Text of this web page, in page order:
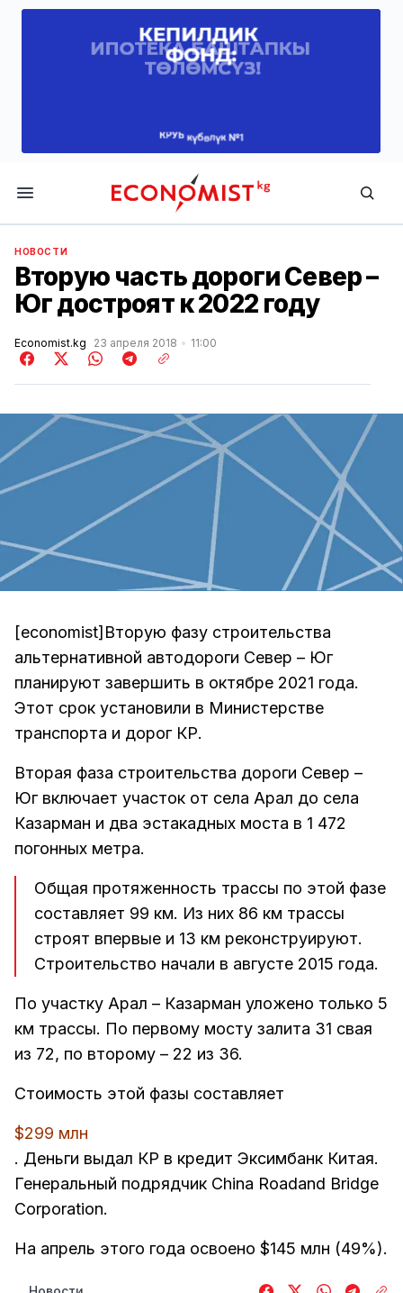
Economist.kg
НОВОСТИ
Вторую часть дороги Север –
Юг достроят к 2022 году
Economist.kg 23 апреля 2018 11:00
[economist]Вторую фазу строительства
альтернативной автодороги Север – Юг
планируют завершить в октябре 2021 года.
Этот срок установили в Министерстве
транспорта и дорог КР.
Вторая фаза строительства дороги Север –
Юг включает участок от села Арал до села
Казарман и два эстакадных моста в 1 472
погонных метра.
Общая протяженность трассы по этой фазе
составляет 99 км. Из них 86 км трассы
строят впервые и 13 км реконструируют.
Строительство начали в августе 2015 года.
По участку Арал – Казарман уложено только 5
км трассы. По первому мосту залита 31 свая
из 72, по второму – 22 из 36.
Стоимость этой фазы составляет
$299 млн
. Деньги выдал КР в кредит Эксимбанк Китая.
Генеральный подрядчик China Roadand Bridge
Corporation.
На апрель этого года освоено $145 млн (49%).